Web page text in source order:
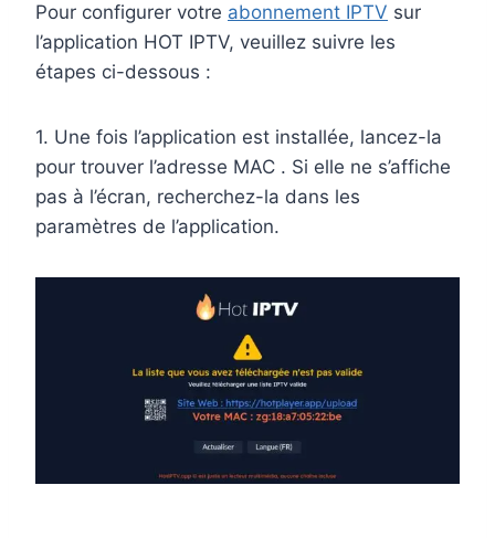
Pour configurer votre abonnement IPTV sur
l’application HOT IPTV, veuillez suivre les
étapes ci-dessous :
1. Une fois l’application est installée, lancez-la
pour trouver l’adresse MAC . Si elle ne s’affiche
pas à l’écran, recherchez-la dans les
paramètres de l’application.